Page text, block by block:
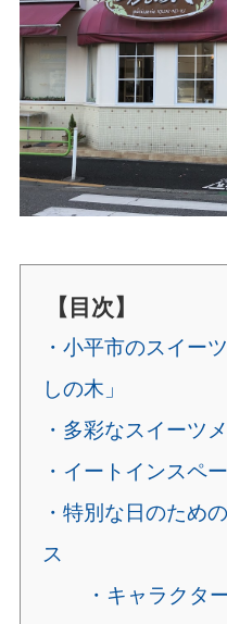
【目次】
・小平市のスイー
しの木」
・多彩なスイーツ
・イートインスペ
・特別な日のため
ス
・キャラクタ